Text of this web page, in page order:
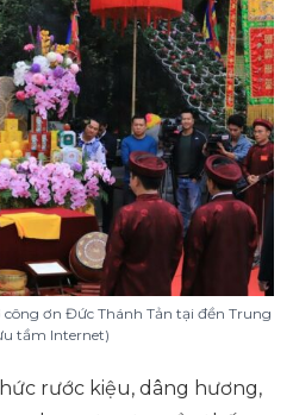
ơn Đức Thánh Tản tại đền Trung
tầm Internet)
rước kiệu, dâng hương,